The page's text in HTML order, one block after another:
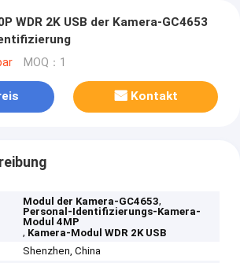
WDR 2K USB der Kamera-GC4653
MOQ：1
Kontakt
Modul der Kamera-GC4653,
Personal-Identifizierungs-Kamera-
Modul 4MP
, Kamera-Modul WDR 2K USB
Shenzhen, China